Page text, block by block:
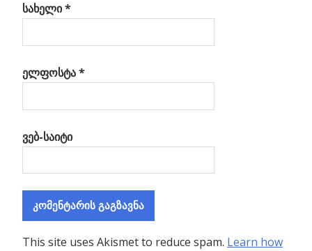
სახელი*
ელფოსტა*
ვებ-საიტი
This site uses Akismet to reduce spam. Learn how